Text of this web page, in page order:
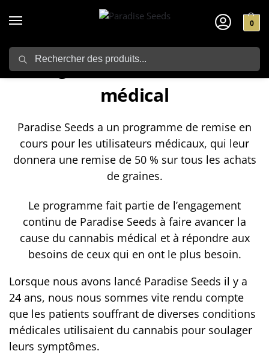
0
Programme de cannabis
médical
Paradise Seeds a un programme de remise en
cours pour les utilisateurs médicaux, qui leur
donnera une remise de 50 % sur tous les achats
de graines.
Le programme fait partie de l’engagement
continu de Paradise Seeds à faire avancer la
cause du cannabis médical et à répondre aux
besoins de ceux qui en ont le plus besoin.
Lorsque nous avons lancé Paradise Seeds il y a
24 ans, nous nous sommes vite rendu compte
que les patients souffrant de diverses conditions
médicales utilisaient du cannabis pour soulager
leurs symptômes.